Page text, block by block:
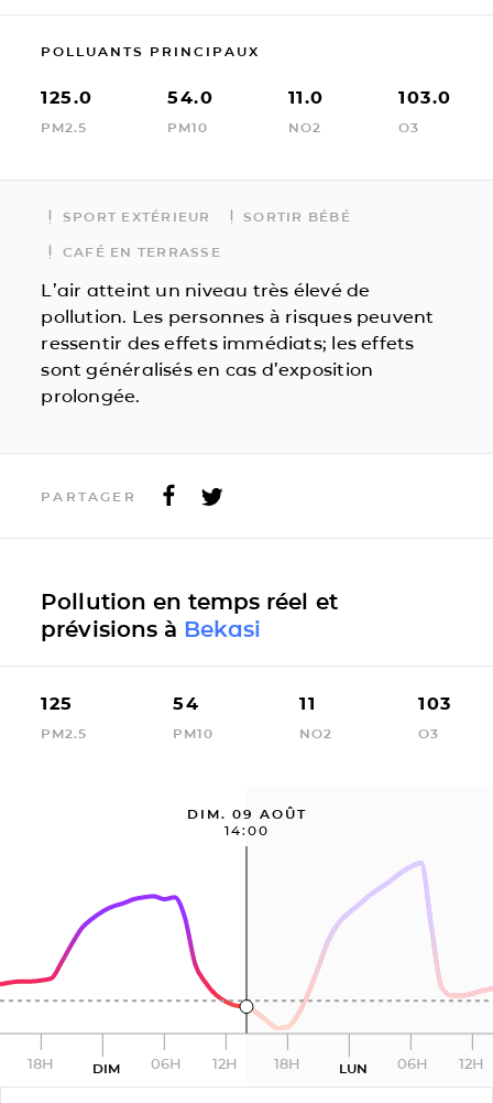
POLLUANTS PRINCIPAUX
125.0
PM2.5
54.0
PM10
11.0
NO2
103.0
O3
SPORT EXTÉRIEUR SORTIR BÉBÉ
CAFÉ EN TERRASSE
L’air atteint un niveau très élevé de
pollution. Les personnes à risques peuvent
ressentir des effets immédiats; les effets
sont généralisés en cas d’exposition
prolongée.
PARTAGER
Pollution en temps réel et
prévisions à Bekasi
125
PM2.5
54
PM10
11
NO2
103
O3
DIM. 09 AOÛT
14:00
18H DIM 06H 12H 18H LUN 06H 12H